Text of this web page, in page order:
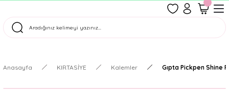
Tüm Siparişler Aynı Gün Kargoda!
Anasayfa KIRTASİYE Kalemler Gıpta Pickpen Shine